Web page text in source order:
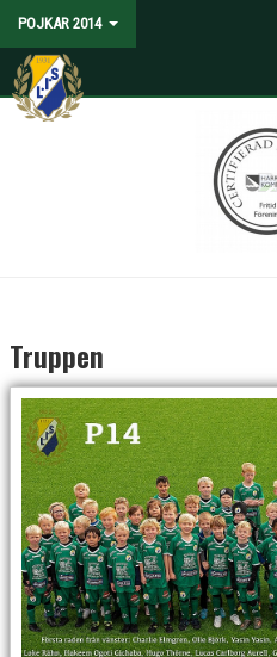
POJKAR 2014
HEM
BILDGALLERI
DOKUMENT
KONTAKT
Truppen